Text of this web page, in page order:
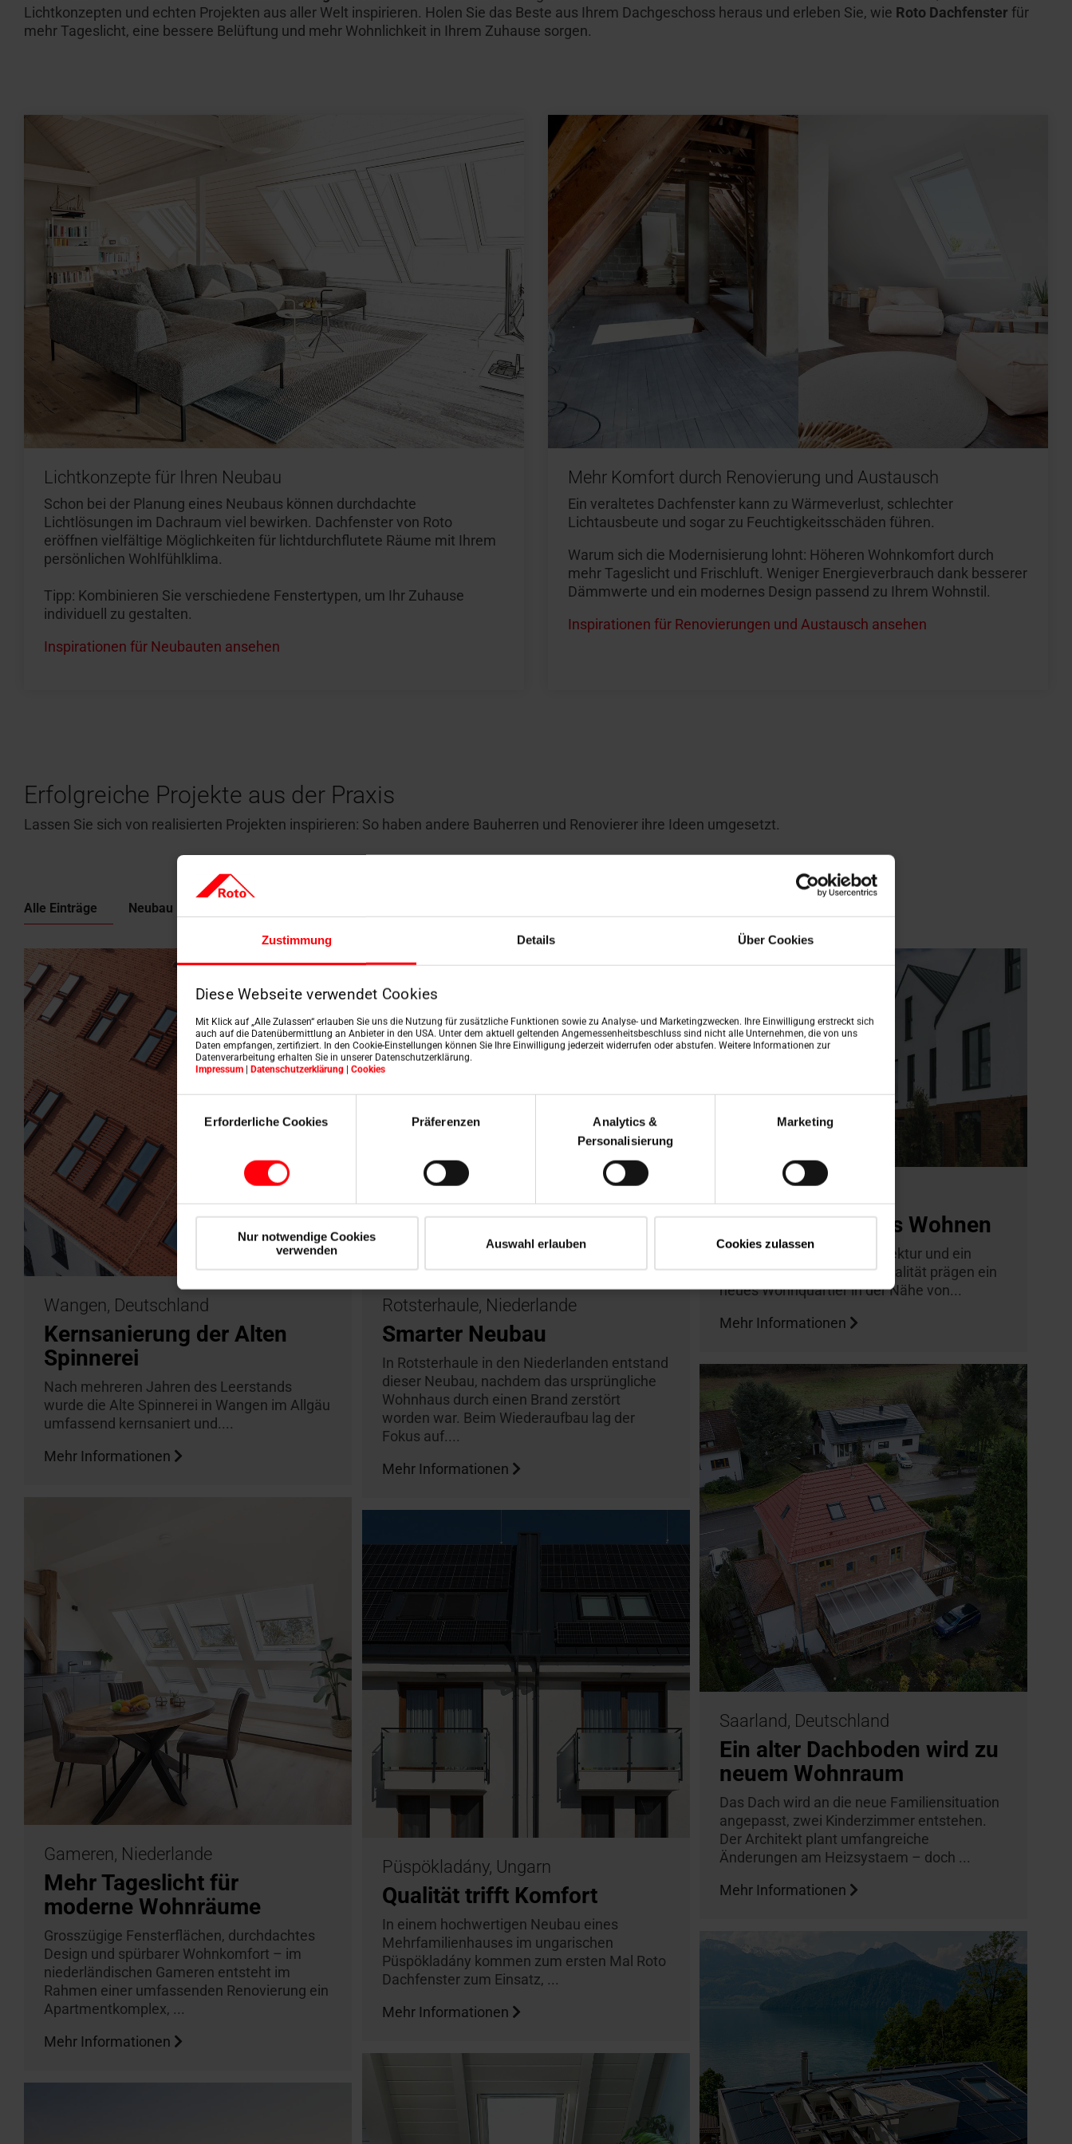
Zustimmung Details Über Cookies
Diese Webseite verwendet Cookies
Mit Klick auf „Alle Zulassen“ erlauben Sie uns die Nutzung für zusätzliche Funktionen sowie zu Analyse- und Marketingzwecken. Ihre Einwilligung erstreckt sich
auch auf die Datenübermittlung an Anbieter in den USA. Unter dem aktuell geltenden Angemessenheitsbeschluss sind nicht alle Unternehmen, die von uns
Daten empfangen, zertifiziert. In den Cookie-Einstellungen können Sie Ihre Einwilligung jederzeit widerrufen oder abstufen. Weitere Informationen zur
Datenverarbeitung erhalten Sie in unserer Datenschutzerklärung.
Impressum| Datenschutzerklärung| Cookies
Erforderliche Cookies
Präferenzen
Analytics &
Personalisierung
Marketing
Nur notwendige Cookies
verwenden
Auswahl erlauben Cookies zulassen
Lichtkonzepten und echten Projekten aus aller Welt inspirieren. Holen Sie das Beste aus Ihrem Dachgeschoss heraus und erleben Sie, wie Roto Dachfenster für
mehr Tageslicht, eine bessere Belüftung und mehr Wohnlichkeit in Ihrem Zuhause sorgen.
Lichtkonzepte für Ihren Neubau
Schon bei der Planung eines Neubaus können durchdachte
Lichtlösungen im Dachraum viel bewirken. Dachfenster von Roto
eröffnen vielfältige Möglichkeiten für lichtdurchflutete Räume mit Ihrem
persönlichen Wohlfühlklima.
Tipp: Kombinieren Sie verschiedene Fenstertypen, um Ihr Zuhause
individuell zu gestalten.
Inspirationen für Neubauten ansehen
Mehr Komfort durch Renovierung und Austausch
Ein veraltetes Dachfenster kann zu Wärmeverlust, schlechter
Lichtausbeute und sogar zu Feuchtigkeitsschäden führen.
Warum sich die Modernisierung lohnt: Höheren Wohnkomfort durch
mehr Tageslicht und Frischluft. Weniger Energieverbrauch dank besserer
Dämmwerte und ein modernes Design passend zu Ihrem Wohnstil.
Inspirationen für Renovierungen und Austausch ansehen
Erfolgreiche Projekte aus der Praxis
Lassen Sie sich von realisierten Projekten inspirieren: So haben andere Bauherren und Renovierer ihre Ideen umgesetzt.
Alle Einträge Neubau
Wangen, Deutschland
Kernsanierung der Alten
Spinnerei
Nach mehreren Jahren des Leerstands
wurde die Alte Spinnerei in Wangen im Allgäu
umfassend kernsaniert und....
Mehr Informationen
Rotsterhaule, Niederlande
Smarter Neubau
In Rotsterhaule in den Niederlanden entstand
dieser Neubau, nachdem das ursprüngliche
Wohnhaus durch einen Brand zerstört
worden war. Beim Wiederaufbau lag der
Fokus auf....
Mehr Informationen
Lichtdurchflutetes Wohnen
Viel Tageslicht, klare Architektur und ein
hoher Anspruch an Wohnqualität prägen ein
neues Wohnquartier in der Nähe von...
Mehr Informationen
Saarland, Deutschland
Ein alter Dachboden wird zu
neuem Wohnraum
Das Dach wird an die neue Familiensituation
angepasst, zwei Kinderzimmer entstehen.
Der Architekt plant umfangreiche
Änderungen am Heizsystaem – doch ...
Mehr Informationen
Gameren, Niederlande
Mehr Tageslicht für
moderne Wohnräume
Grosszügige Fensterflächen, durchdachtes
Design und spürbarer Wohnkomfort – im
niederländischen Gameren entsteht im
Rahmen einer umfassenden Renovierung ein
Apartmentkomplex, ...
Mehr Informationen
Püspökladány, Ungarn
Qualität trifft Komfort
In einem hochwertigen Neubau eines
Mehrfamilienhauses im ungarischen
Püspökladány kommen zum ersten Mal Roto
Dachfenster zum Einsatz, ...
Mehr Informationen